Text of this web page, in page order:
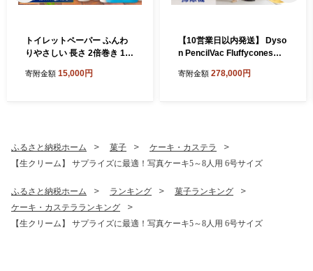
トイレットペーパー ふんわ
りやさしい 長さ 2倍巻き 100
防災
寄附金額 15,000円
【10営業日以内発送】 Dyso
n PencilVac Fluffycones（S
ードレス コードレス掃除機
寄附金額 278,000円
ふるさと納税ホーム 菓子
ケーキ・カステラ
【生クリーム】 サプライズに最適！写真ケーキ5～8人用 6号サイズ
ふるさと納税ホーム ランキング
菓子ランキング
ケーキ・カステラランキング
【生クリーム】 サプライズに最適！写真ケーキ5～8人用 6号サイズ